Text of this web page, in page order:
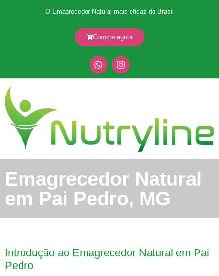
O Emagrecedor Natural mais eficaz do Brasil
Compre agora
Emagrecedor Natural
em Pai Pedro, MG
Introdução ao Emagrecedor Natural em Pai
Pedro